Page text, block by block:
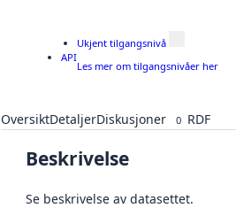
API
Ukjent tilgangsnivå
Les mer om tilgangsnivåer her
OversiktDetaljerDiskusjoner 0 RDF
Beskrivelse
Se beskrivelse av datasettet.